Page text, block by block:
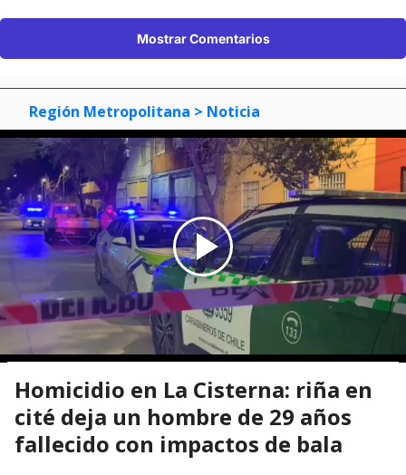
Mostrar Comentarios
Región Metropolitana > Noticia
Homicidio en La Cisterna: riña en
cité deja un hombre de 29 años
fallecido con impactos de bala